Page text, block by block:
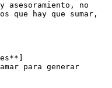
no
que hay que sumar,
para generar